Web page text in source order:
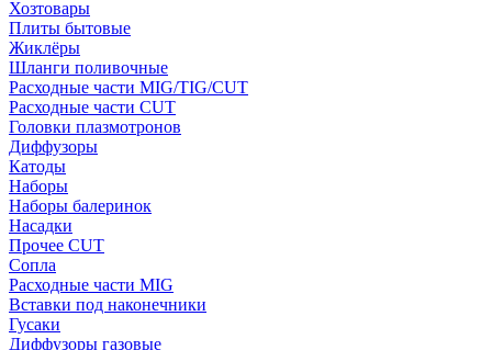
Хозтовары
Плиты бытовые
Жиклёры
Шланги поливочные
Расходные части MIG/TIG/CUT
Расходные части CUT
Головки плазмотронов
Диффузоры
Катоды
Наборы
Наборы балеринок
Насадки
Прочее CUT
Сопла
Расходные части MIG
Вставки под наконечники
Гусаки
Диффузоры газовые